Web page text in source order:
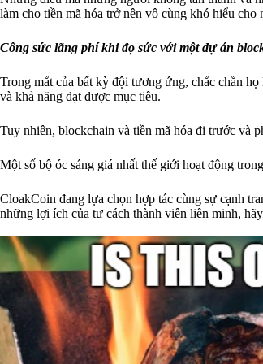
làm cho tiền mã hóa trở nên vô cùng khó hiểu
Công sức lãng phí khi đọ sức với một dự án
Trong mắt của bất kỳ đội tương ứng, chắc chắn
và khả năng đạt được mục tiêu.
Tuy nhiên, blockchain và tiền mã hóa đi trước và
Một số bộ óc sáng giá nhất thế giới hoạt động
CloakCoin đang lựa chọn hợp tác cùng sự cạnh
những lợi ích của tư cách thành viên liên minh,